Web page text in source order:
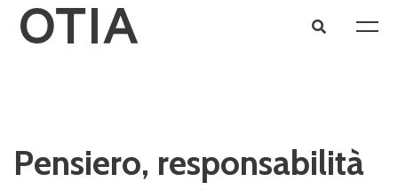
Pensiero, responsabilità